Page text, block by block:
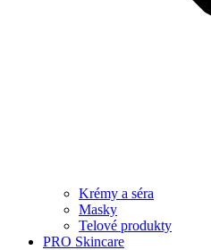
Krémy a séra
Masky
Telové produkty
PRO Skincare